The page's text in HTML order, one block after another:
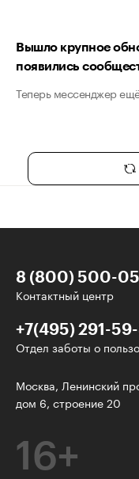
Вышло крупное
появились
Теперь мессенджер
8 (800) 500-
Контактный центр
+7(495) 291-
Отдел заботы о
Москва, Ленинский
дом 6, строение 20
16+
У нас есть
Электронная почта